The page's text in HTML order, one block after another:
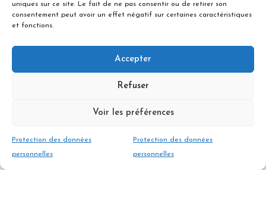
uniques sur ce site. Le fait de ne pas consentir ou de retirer son
consentement peut avoir un effet négatif sur certaines caractéristiques
et fonctions.
Accepter
Refuser
Voir les préférences
Protection des données
personnelles
Protection des données
personnelles
Tarif engagement du guide pour un groupe
de 1 à 2 personnes
640 €
RESERVER